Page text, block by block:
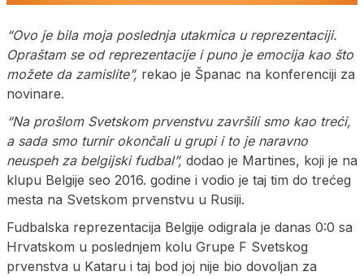
“Ovo je bila moja poslednja utakmica u reprezentaciji.
Opraštam se od reprezentacije i puno je emocija kao što
možete da zamislite”, rekao je Španac na konferenciji za
novinare.
“Na prošlom Svetskom prvenstvu završili smo kao treći,
a sada smo turnir okončali u grupi i to je naravno
neuspeh za belgijski fudbal”, dodao je Martines, koji je na
klupu Belgije seo 2016. godine i vodio je taj tim do trećeg
mesta na Svetskom prvenstvu u Rusiji.
Fudbalska reprezentacija Belgije odigrala je danas 0:0 sa
Hrvatskom u poslednjem kolu Grupe F Svetskog
prvenstva u Kataru i taj bod joj nije bio dovoljan za